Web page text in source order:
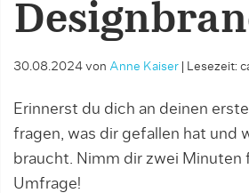
30.08.2024 von Anne Kaiser Lesezeit:
Erinnerst du dich an deinen
fragen, was dir gefallen hat und
braucht. Nimm dir zwei Minuten
Umfrage!